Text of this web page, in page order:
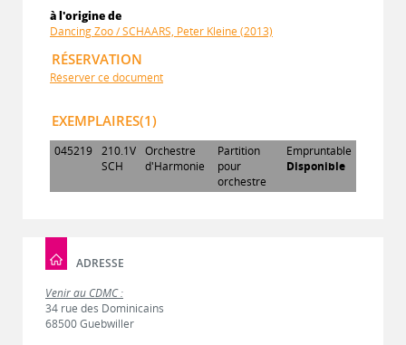
à l'origine de
Dancing Zoo / SCHAARS, Peter Kleine (2013)
RÉSERVATION
Réserver ce document
EXEMPLAIRES(1)
045219 210.1V
SCH
Orchestre
d'Harmonie
Partition
pour
orchestre
Empruntable
Disponible
ADRESSE
Venir au CDMC :
34 rue des Dominicains
68500 Guebwiller